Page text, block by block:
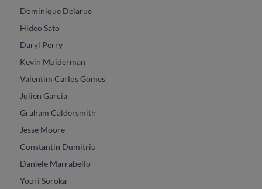
Dominique Delarue
Hideo Sato
Daryl Perry
Kevin Muiderman
Valentim Carlos Gomes
Julien Garcia
Graham Caldersmith
Jesse Moore
Constantin Dumitriu
Daniele Marrabello
Youri Soroka